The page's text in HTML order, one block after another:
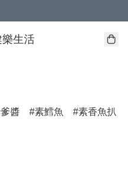
生活
醬 素鱈魚
素香魚扒